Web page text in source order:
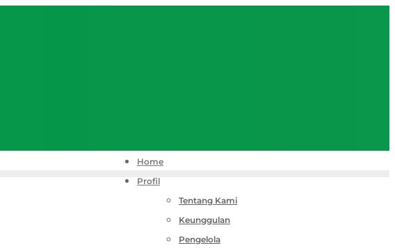
Home
Profil
Tentang Kami
Keunggulan
Pengelola